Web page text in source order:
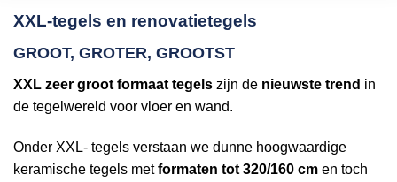
XXL-tegels en renovatietegels
GROOT, GROTER, GROOTST
XXL zeer groot formaat tegels zijn de nieuwste trend in
de tegelwereld voor vloer en wand.
Onder XXL- tegels verstaan we dunne hoogwaardige
keramische tegels metformaten tot 320/160 cm en toch